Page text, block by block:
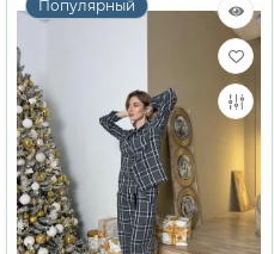
Популярный